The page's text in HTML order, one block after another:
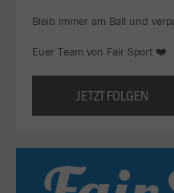
Bleib immer am Ball und
Euer Team von Fair Sport ❤️
JETZT FOLGEN